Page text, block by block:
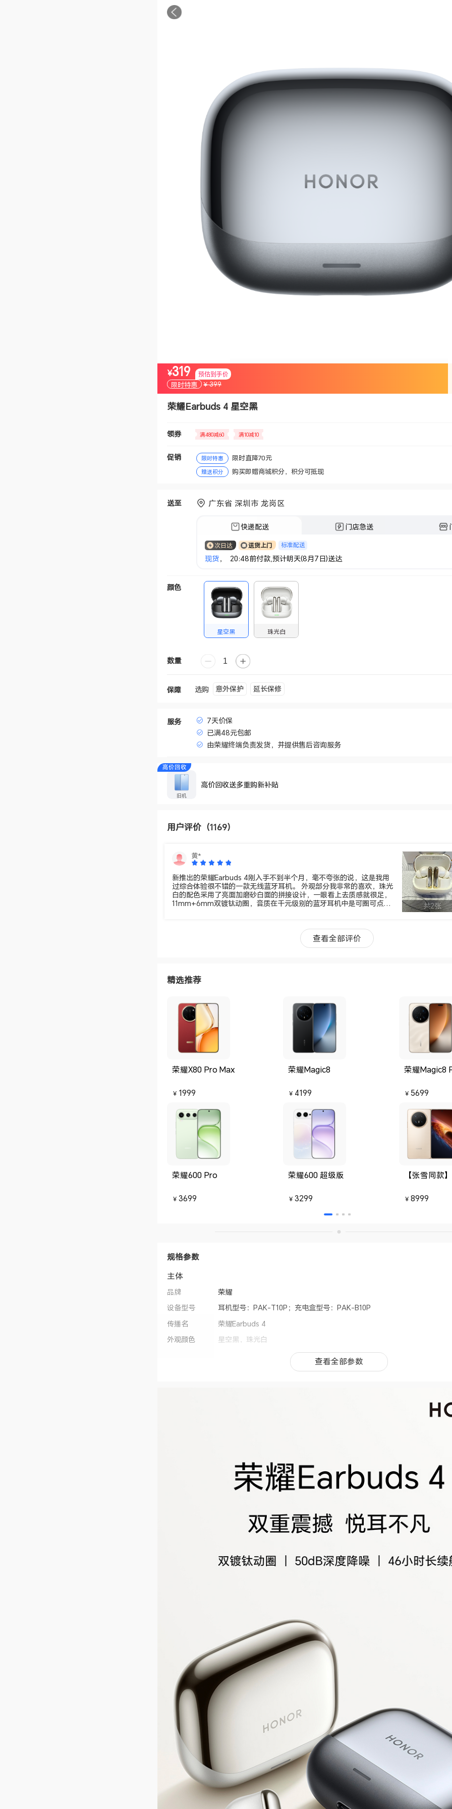
¥319 预估到手价
限时特惠 ¥ 399
荣耀Earbuds 4 星空黑
领券 满480减60 满10减10
促销 限时特惠 限时直降70元
赠送积分 购买即赠商城积分，积分可抵现
送至 广东省 深圳市 龙岗区
快递配送 门店急送
次日达 送货上门 标准配送
现货， 20:48前付款,预计明天(8月7日)送达
颜色
星空黑 珠光白
数量
保障 选购 意外保护 延长保修
服务
7天价保
已满48元包邮
由荣耀终端负责发货，并提供售后咨询服务
高价回收
旧机
高价回收送多重购新补贴
用户评价 （1169）
黄*
新推出的荣耀Earbuds 4刚入手不到半个月，毫不夸张的说，这是我用
过综合体验很不错的一款无线蓝牙耳机。 外观部分我非常的喜欢，珠光
白的配色采用了亮面加磨砂白面的拼接设计，一眼看上去质感就很足，
11mm+6mm双镀钛动圈，音质在千元级别的蓝牙耳机中是可圈可点
场景的音效模式，空间环绕声和游戏模式是我经常使用的。 至于降噪部
分，50dB 深度降噪是够用的，在通勤路上基本听不到外面多余的嘈杂
声，中午午休戴着小憩非常巴适，支持降噪深度的调节，日常中度使用
共2张
查看全部评价
精选推荐
荣耀X80 Pro Max
￥ 1999
荣耀Magic8
￥ 4199
荣耀Magic8
￥ 5699
荣耀600 Pro
￥ 3699
荣耀600 超级版
￥ 3299
【张雪同款
￥ 8999
规格参数
主体
品牌
荣耀
设备型号
耳机型号：PAK-T10P；充电盒型号：PAK-B10P
传播名
荣耀Earbuds 4
外观颜色
星空黑，珠光白
单只耳机：长×宽×高：33.43×24.29 x 20.83(mm)；充电盒：长×宽×高：
(mm)(备注:*受产品配置和制造工艺影响，实际机身尺寸有差异，请以实物
2402MHz-2480MHz
靠近发现、快速回连、查找耳机
支持
充电盒盒外指示灯，支持红、绿、白、黄
软件名称
荣耀终端音频器控制软件V1.1
生产者名称
荣耀终端股份有限公司
生产者地址
电池
理论充电时间
耳机：约 55分钟；充电盒：约110分钟(备注:以上数据均来自荣耀实验室，
用习惯等条件影响而有所不同。)
电池类型
充电器电压电流5V/1A及以上
有线充电
查看全部参数
查看全部参数